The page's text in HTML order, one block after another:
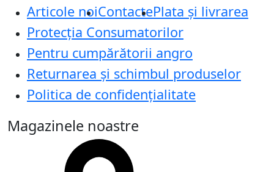
Articole noiContactePlata și livrarea
Protecţia Consumatorilor
Pentru cumpărătorii angro
Returnarea și schimbul produselor
Politica de confidențialitate
Magazinele noastre